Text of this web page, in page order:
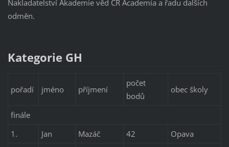
Nakladatelství Akademie věd ČR Academia a řadu dalších
odměn.
Kategorie GH
pořadí jméno příjmení
počet
bodů
obec školy
finále
1.
Jan Mazáč 42
Opava